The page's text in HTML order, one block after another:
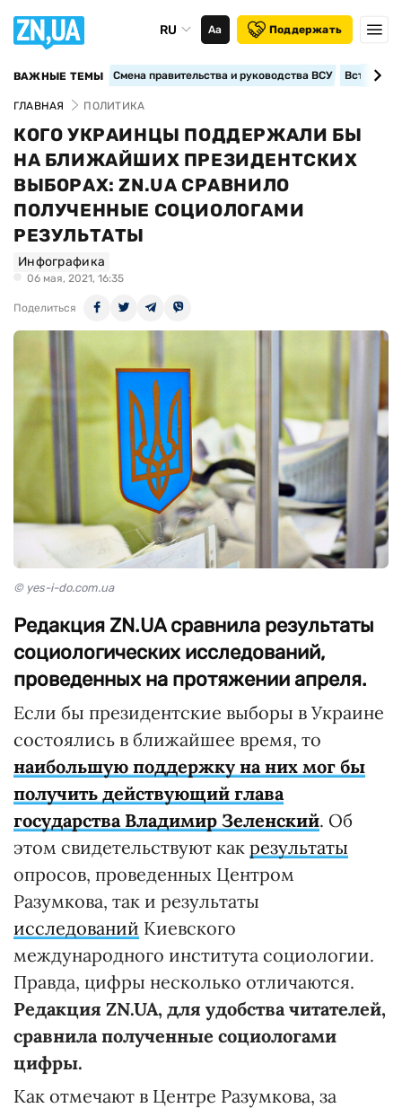
RU Аа Поддержать
ВАЖНЫЕ ТЕМЫ Смена правительства и руководства ВСУ
ГЛАВНАЯ ПОЛИТИКА
КОГО УКРАИНЦЫ ПОДДЕРЖАЛИ БЫ
НА БЛИЖАЙШИХ ПРЕЗИДЕНТСКИХ
ВЫБОРАХ: ZN.UA СРАВНИЛО
ПОЛУЧЕННЫЕ СОЦИОЛОГАМИ
РЕЗУЛЬТАТЫ
Инфографика
06 мая, 2021, 16:35
Поделиться
© yes-i-do.com.ua
Редакция ZN.UA сравнила результаты
социологических исследований,
проведенных на протяжении апреля.
Если бы президентские выборы в Украине
состоялись в ближайшее время, то
наибольшую поддержку на них мог бы
получить действующий глава
государства Владимир Зеленский. Об
этом свидетельствуют как результаты
опросов, проведенных Центром
Разумкова, так и результаты
исследований Киевского
международного института социологии.
Правда, цифры несколько отличаются.
Редакция ZN.UA, для удобства читателей,
сравнила полученные социологами
цифры.
Как отмечают в Центре Разумкова, за